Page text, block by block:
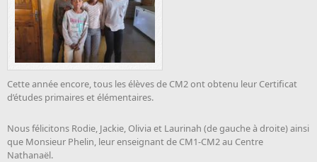
Cette année encore, tous les élèves de CM2 ont obtenu leur Certificat
d’études primaires et élémentaires.
Nous félicitons Rodie, Jackie, Olivia et Laurinah (de gauche à droite) ainsi
que Monsieur Phelin, leur enseignant de CM1-CM2 au Centre
Nathanaël.